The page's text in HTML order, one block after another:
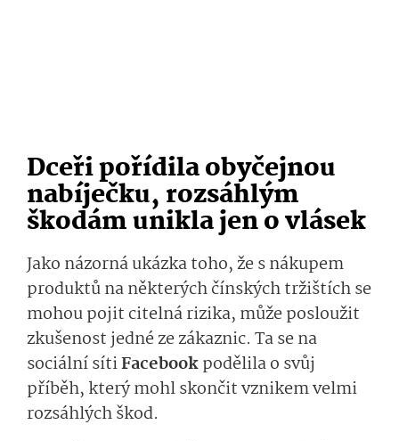
Dceři pořídila obyčejnou
nabíječku, rozsáhlým
škodám unikla jen o vlásek
Jako názorná ukázka toho, že s nákupem
produktů na některých čínských tržištích se
mohou pojit citelná rizika, může posloužit
zkušenost jedné ze zákaznic. Ta se na
sociální sítiFacebookpodělila o svůj
příběh, který mohl skončit vznikem velmi
rozsáhlých škod.